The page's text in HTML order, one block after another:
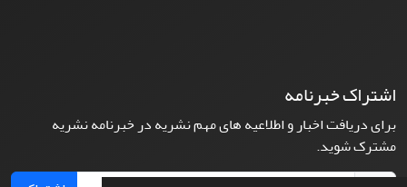
اشتراک خبرنامه
برای دریافت اخبار و اطلاعیه های مهم نشریه در خبرنامه نشریه
مشترک شوید.